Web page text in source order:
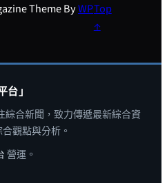
Theme ByWPTop
↑
」
綜合新聞，致力傳遞最新綜合資
觀點與分析。
營運。